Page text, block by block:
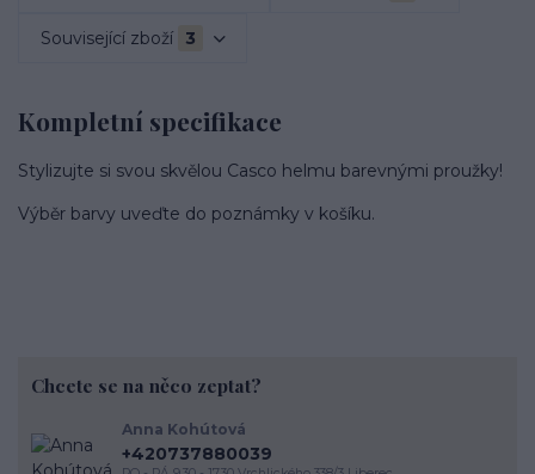
Související zboží 3
Kompletní specifikace
Stylizujte si svou skvělou Casco helmu barevnými proužky!
Výběr barvy uveďte do poznámky v košíku.
Chcete se na něco zeptat?
Anna Kohútová
+420737880039